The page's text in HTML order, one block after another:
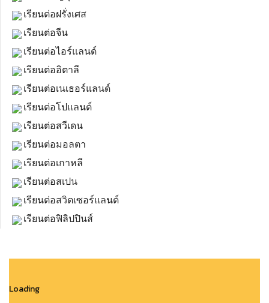
เรียนต่อฝรั่งเศส
เรียนต่อจีน
เรียนต่อไอร์แลนด์
เรียนต่ออิตาลี
เรียนต่อเนเธอร์แลนด์
เรียนต่อโปแลนด์
เรียนต่อสวีเดน
เรียนต่อมอลตา
เรียนต่อเกาหลี
เรียนต่อสเปน
เรียนต่อสวิตเซอร์แลนด์
เรียนต่อฟิลิปปินส์
Loading